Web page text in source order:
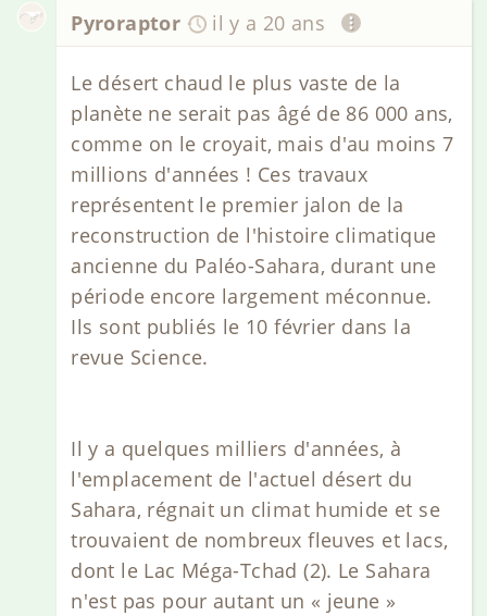
Pyroraptor il y a 20 ans
Le désert chaud le plus vaste de la
planète ne serait pas âgé de 86 000 ans,
comme on le croyait, mais d'au moins 7
millions d'années ! Ces travaux
représentent le premier jalon de la
reconstruction de l'histoire climatique
ancienne du Paléo-Sahara, durant une
période encore largement méconnue.
Ils sont publiés le 10 février dans la
revue Science.
Il y a quelques milliers d'années, à
l'emplacement de l'actuel désert du
Sahara, régnait un climat humide et se
trouvaient de nombreux fleuves et lacs,
dont le Lac Méga-Tchad (2). Le Sahara
n'est pas pour autant un « jeune »